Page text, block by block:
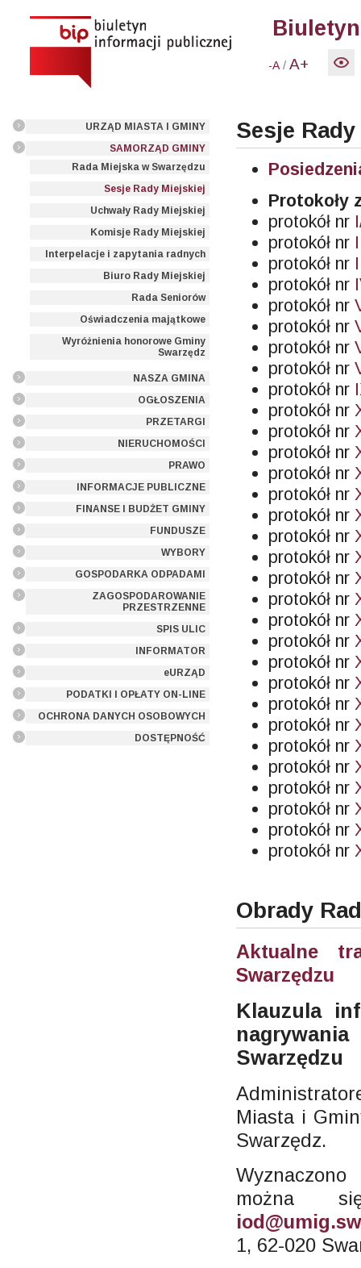
-A /A+
URZĄD MIASTA I GMINY
SAMORZĄD GMINY
Rada Miejska w Swarzędzu
Sesje Rady Miejskiej
Uchwały Rady Miejskiej
Komisje Rady Miejskiej
Interpelacje i zapytania radnych
Biuro Rady Miejskiej
Rada Seniorów
Oświadczenia majątkowe
Wyróżnienia honorowe Gminy
Swarzędz
NASZA GMINA
OGŁOSZENIA
PRZETARGI
NIERUCHOMOŚCI
PRAWO
INFORMACJE PUBLICZNE
FINANSE I BUDŻET GMINY
FUNDUSZE
WYBORY
GOSPODARKA ODPADAMI
ZAGOSPODAROWANIE
PRZESTRZENNE
SPIS ULIC
INFORMATOR
eURZĄD
PODATKI I OPŁATY ON-LINE
OCHRONA DANYCH OSOBOWYCH
DOSTĘPNOŚĆ
Sesje
Protokoły
protokół nr
protokół nr
protokół nr
protokół nr
protokół nr
protokół nr
protokół nr
protokół nr
protokół nr
protokół nr
protokół nr
protokół nr
protokół nr
protokół nr
protokół nr
protokół nr
protokół nr
protokół nr
protokół nr
protokół nr
protokół nr
protokół nr
protokół nr
protokół nr
protokół nr
protokół nr
protokół nr
protokół nr
protokół nr
protokół nr
protokół nr
Obrady
Aktualne
Swarzędzu
Klauzula
Swarzędzu
Miasta i
Swarzędz.
można
1, 62-020